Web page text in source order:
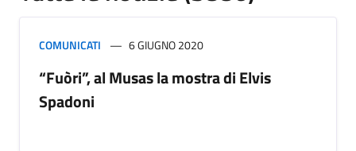
COMUNICATI 6 GIUGNO 2020
“Fuòri”, al Musas la mostra di Elvis
Spadoni